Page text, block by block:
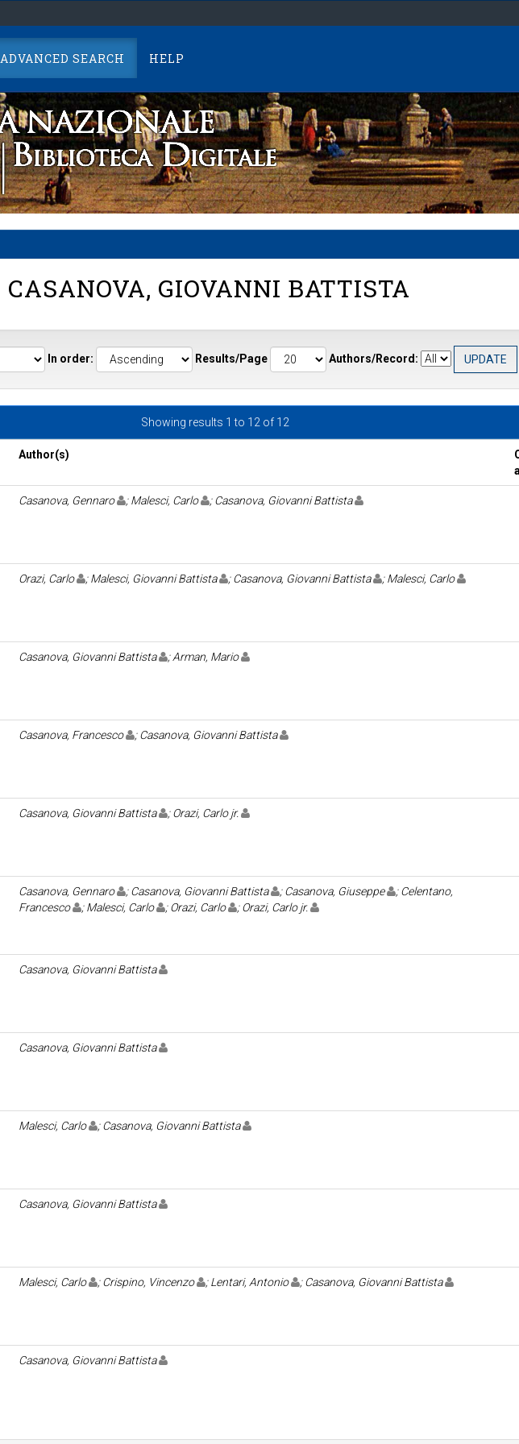
ADVANCED SEARCH HELP
CASANOVA, GIOVANNI BATTISTA
In order: Results/Page Authors/Record:
Showing results 1 to 12 of 12
Author(s)
Casanova, Gennaro ; Malesci, Carlo ; Casanova, Giovanni Battista
Orazi, Carlo ; Malesci, Giovanni Battista ; Casanova, Giovanni Battista ; Malesci, Carlo
Casanova, Giovanni Battista ; Arman, Mario
Casanova, Francesco ; Casanova, Giovanni Battista
Casanova, Giovanni Battista ; Orazi, Carlo jr.
Casanova, Gennaro ; Casanova, Giovanni Battista ; Casanova, Giuseppe
; Celentano,
Francesco
; Malesci, Carlo ; Orazi, Carlo ; Orazi, Carlo jr.
Casanova, Giovanni Battista
Casanova, Giovanni Battista
Malesci, Carlo ; Casanova, Giovanni Battista
Casanova, Giovanni Battista
Malesci, Carlo ; Crispino, Vincenzo ; Lentari, Antonio ; Casanova, Giovanni Battista
Casanova, Giovanni Battista